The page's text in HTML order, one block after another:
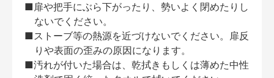
■扉や把手にぶら下がったり、勢いよく閉めたりし
ないでください。
■ストーブ等の熱源を近づけないでください。扉反
りや表面の歪みの原因になります。
■汚れが付いた場合は、乾拭きもしくは薄めた中性